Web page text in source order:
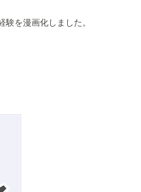
を漫画化しました。